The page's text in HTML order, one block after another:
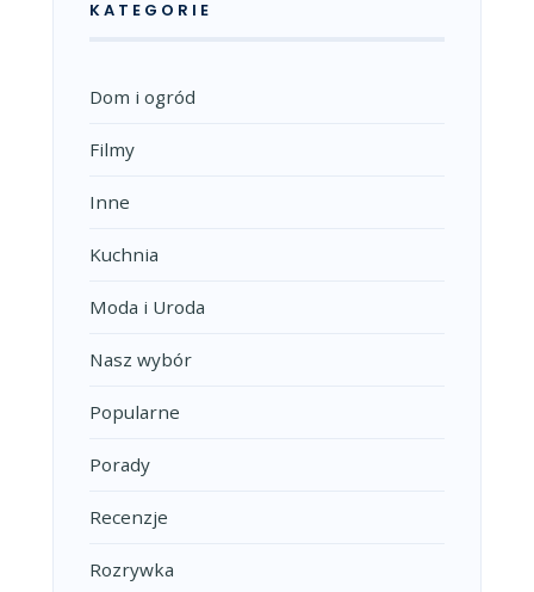
KATEGORIE
Dom i ogród
Filmy
Inne
Kuchnia
Moda i Uroda
Nasz wybór
Popularne
Porady
Recenzje
Rozrywka